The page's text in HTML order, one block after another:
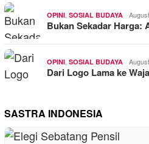
OPINI, SOSIAL BUDAYA
Bukan Sekadar
OPINI, SOSIAL BUDAYA
Dari Logo Lama ke
SASTRA INDONESIA